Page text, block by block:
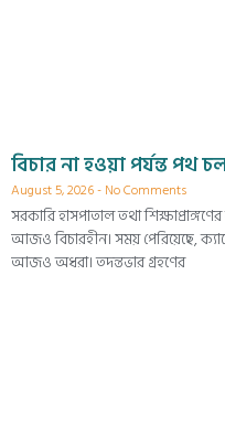
বিচার না হওয়া পর্যন্ত পথ
August 5, 2026 No Comments
সরকারি হাসপাতাল তথা
আজও বিচারহীন। সময় পেরিয়েছে,
আজও অধরা। তদন্তভার গ্রহণের